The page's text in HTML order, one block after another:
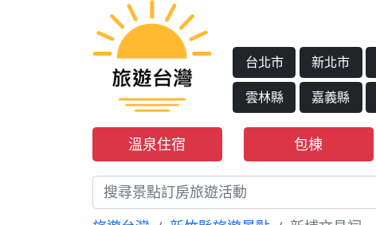
台北市 新北市
雲林縣
嘉義縣
溫泉住宿 包棟